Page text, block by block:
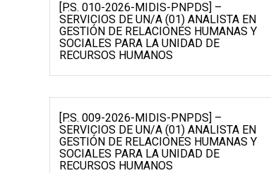
[P.S. 010-2026-MIDIS-PNPDS] –
SERVICIOS DE UN/A (01) ANALISTA EN
GESTIÓN DE RELACIONES HUMANAS Y
SOCIALES PARA LA UNIDAD DE
RECURSOS HUMANOS
[P.S. 009-2026-MIDIS-PNPDS] –
SERVICIOS DE UN/A (01) ANALISTA EN
GESTIÓN DE RELACIONES HUMANAS Y
SOCIALES PARA LA UNIDAD DE
RECURSOS HUMANOS